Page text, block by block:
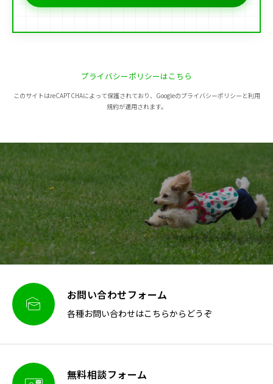
プライバシーポリシーはこちら
このサイトはreCAPTCHAによって保護されており、Googleのプライバシーポリシーと利用
規約が適用されます。
 お問い合わせフォーム
各種お問い合わせはこちらからどうぞ
無料相談フォーム